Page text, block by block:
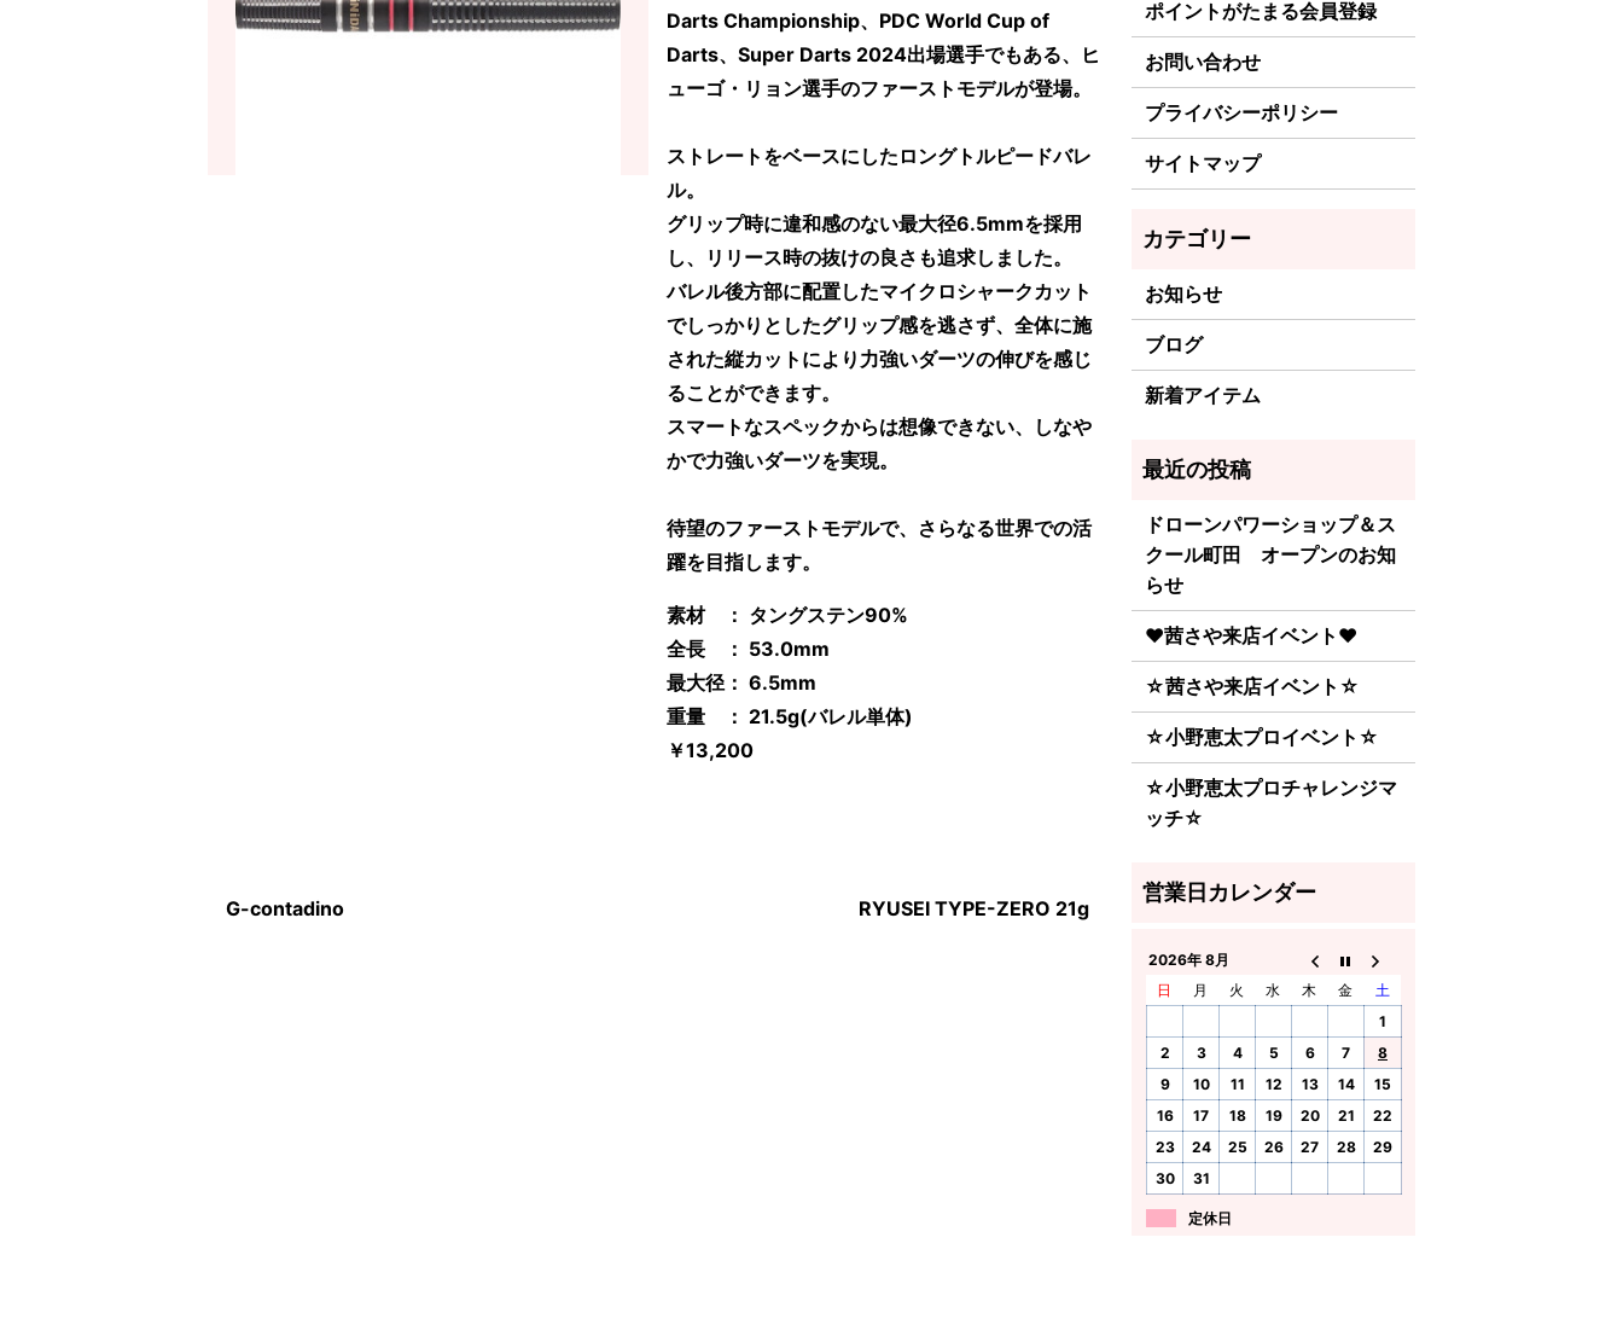
Darts Championship、PDC World Cup of
Darts、Super Darts 2024出場選手でもある、ヒ
ューゴ・リョン選手のファーストモデルが登場。
ストレートをベースにしたロングトルピードバレ
ル。
グリップ時に違和感のない最大径6.5mmを採用
し、リリース時の抜けの良さも追求しました。
バレル後方部に配置したマイクロシャークカット
でしっかりとしたグリップ感を逃さず、全体に施
された縦カットにより力強いダーツの伸びを感じ
ることができます。
スマートなスペックからは想像できない、しなや
かで力強いダーツを実現。
待望のファーストモデルで、さらなる世界での活
躍を目指します。
素材 ： タングステン90%
全長 ： 53.0mm
最大径： 6.5mm
重量 ： 21.5g(バレル単体)
￥13,200
G-contadino RYUSEI TYPE-ZERO 21g
ポイントがたまる会員登録
お問い合わせ
プライバシーポリシー
サイトマップ
お知らせ
ブログ
新着アイテム
ドローンパワーショップ＆ス
クール町田 オープンのお知
らせ
♥茜さや来店イベント♥
☆茜さや来店イベント☆
☆小野恵太プロイベント☆
☆小野恵太プロチャレンジマ
ッチ☆
2026年 8月
日
月 火 水 木 金
土
1
2
3 4 5 6 7
8
9
10 11 12 13 14
15
16
17 18 19 20 21
22
23
24 25 26 27 28
29
30
31
定休日